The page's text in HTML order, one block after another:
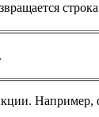
Например,